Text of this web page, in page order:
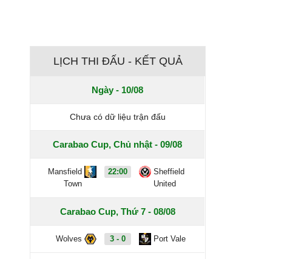
LỊCH THI ĐẤU - KẾT QUẢ
Ngày - 10/08
Chưa có dữ liệu trận đấu
Carabao Cup, Chủ nhật - 09/08
Mansfield
Town
22:00
Sheffield
United
Carabao Cup, Thứ 7 - 08/08
Wolves 3 - 0 Port Vale